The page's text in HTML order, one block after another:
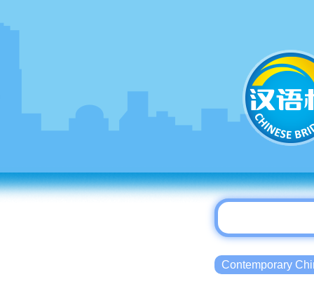
Contemporary